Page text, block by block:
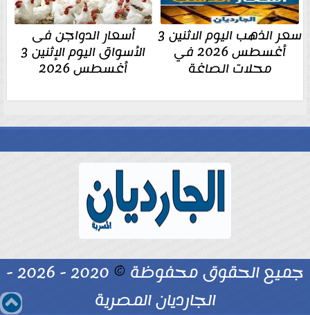
سعر الذهب اليوم الاثنين 3
أغسطس 2026 في
محلات الصاغة
أسعار الدواجن فى
الأسواق اليوم الإثنين 3
أغسطس 2026
جميع الحقوق محفوظة ©
2020 - 2026 -
الجارديان المصرية